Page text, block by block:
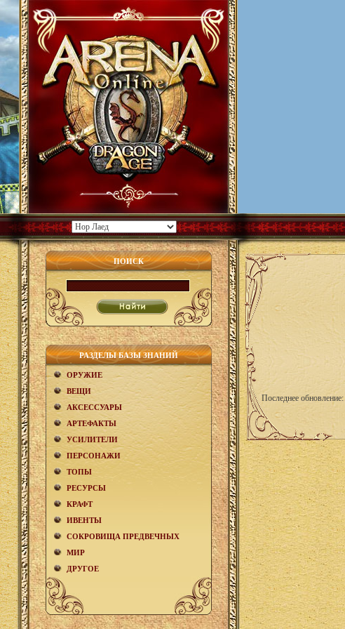
ПОИСК
РАЗДЕЛЫ БАЗЫ ЗНАНИЙ
ОРУЖИЕ
ВЕЩИ
АКCЕСCУАРЫ
АРТЕФАКТЫ
УСИЛИТЕЛИ
ПЕРСОНАЖИ
ТОПЫ
РЕСУРСЫ
КРАФТ
ИВЕНТЫ
СОКРОВИЩА ПРЕДВЕЧНЫХ
МИР
ДРУГОЕ
Последнее обновление: